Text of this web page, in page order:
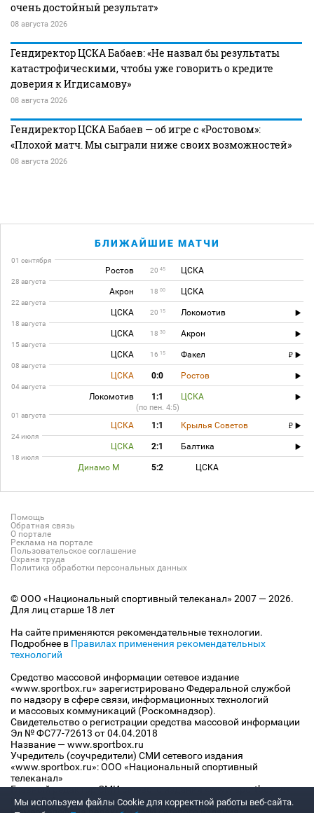
очень достойный результат»
08 августа 2026
Гендиректор ЦСКА Бабаев: «Не назвал бы результаты
катастрофическими, чтобы уже говорить о кредите
доверия к Игдисамову»
08 августа 2026
Гендиректор ЦСКА Бабаев — об игре с «Ростовом»:
«Плохой матч. Мы сыграли ниже своих возможностей»
08 августа 2026
БЛИЖАЙШИЕ МАТЧИ
01 сентября
Ростов 20 45 ЦСКА
28 августа
Акрон 18 00 ЦСКА
22 августа
ЦСКА 20 15 Локомотив
18 августа
ЦСКА 18 30 Акрон
15 августа
ЦСКА 16 15 Факел
08 августа
ЦСКА 0:0 Ростов
04 августа
Локомотив 1:1 ЦСКА
(по пен. 4:5)
01 августа
ЦСКА 1:1 Крылья Советов
24 июля
ЦСКА 2:1 Балтика
18 июля
Динамо М 5:2 ЦСКА
Помощь
Обратная связь
О портале
Реклама на портале
Пользовательское соглашение
Охрана труда
Политика обработки персональных данных
© ООО «Национальный спортивный телеканал» 2007 — 2026.
Для лиц старше 18 лет
На сайте применяются рекомендательные технологии.
Подробнее в Правилах применения рекомендательных
технологий
Средство массовой информации сетевое издание
«www.sportbox.ru» зарегистрировано Федеральной службой
по надзору в сфере связи, информационных технологий
и массовых коммуникаций (Роскомнадзор).
Свидетельство о регистрации средства массовой информации
Эл № ФС77-72613 от 04.04.2018
Название — www.sportbox.ru
Учредитель (соучредители) СМИ сетевого издания
«www.sportbox.ru»: ООО «Национальный спортивный
телеканал»
Главный редактор СМИ сетевого издания «www.sportbox.ru»:
Конов В.А.
Мы используем файлы Сookie для корректной работы веб-сайта.